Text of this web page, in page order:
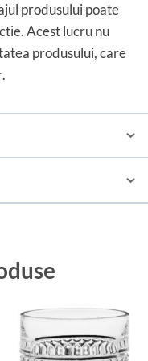
produsului poate
Acest lucru nu
produsului, care